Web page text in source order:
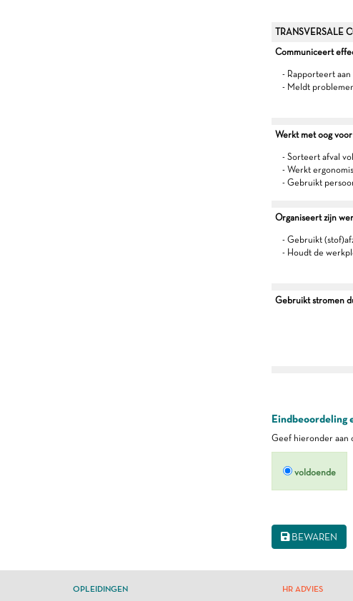
TRANSVERSALE
Communiceert
- Rapporteert
- Meldt
Werkt met oog
- Sorteert afval
- Werkt
- Gebruikt
Organiseert zijn
- Gebruikt
- Houdt de
Gebruikt stromen
Eindbeoordeling
Geef hieronder aan
voldoende
BEWAREN
OPLEIDINGEN HR ADVIES